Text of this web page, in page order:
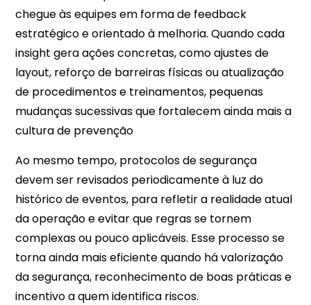
chegue às equipes em forma de feedback
estratégico e orientado à melhoria. Quando cada
insight gera ações concretas, como ajustes de
layout, reforço de barreiras físicas ou atualização
de procedimentos e treinamentos, pequenas
mudanças sucessivas que fortalecem ainda mais a
cultura de prevenção
Ao mesmo tempo, protocolos de segurança
devem ser revisados periodicamente à luz do
histórico de eventos, para refletir a realidade atual
da operação e evitar que regras se tornem
complexas ou pouco aplicáveis. Esse processo se
torna ainda mais eficiente quando há valorização
da segurança, reconhecimento de boas práticas e
incentivo a quem identifica riscos.